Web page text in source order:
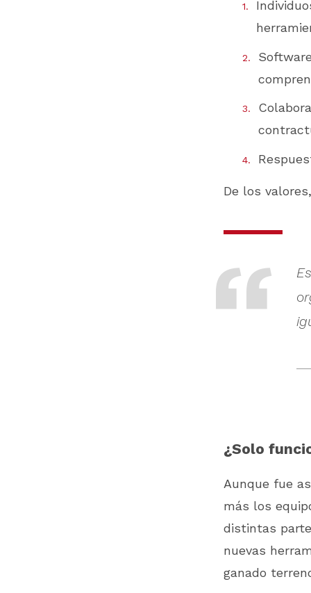
De los
¿Solo
Aunque fue
más los
distintas
nuevas
ganado